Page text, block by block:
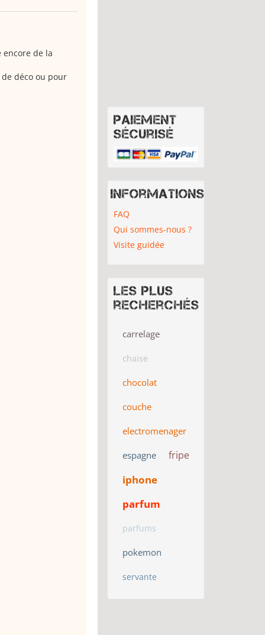
encore de la
déco ou pour
Paiement
sécurisé
Informations
FAQ
Qui sommes-nous ?
Visite guidée
Les plus
recherchés
carrelage
chaise
chocolat
couche
electromenager
espagne fripe
iphone
parfum
parfums
pokemon
servante